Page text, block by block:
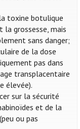
toxine botulique
grossesse, mais
sans danger;
de la dose
pas dans
transplacentaire
élevée).
sur la sécurité
et de la
ou pas